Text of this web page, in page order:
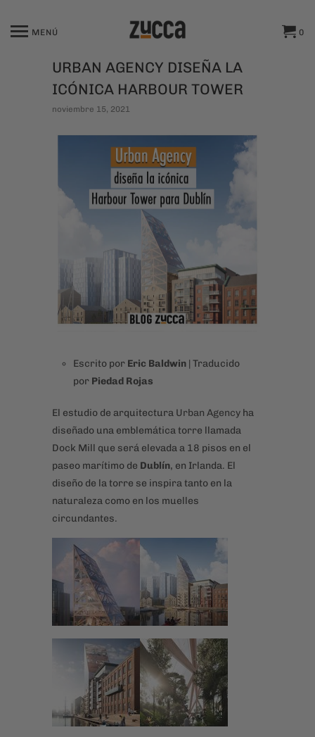
MENÚ 0
URBAN AGENCY DISEÑA LA
ICÓNICA HARBOUR TOWER
noviembre 15, 2021
Escrito por Eric Baldwin Traducido
por Piedad Rojas
El estudio de arquitectura Urban Agency ha
diseñado una emblemática torre llamada
Dock Mill que será elevada a 18 pisos en el
paseo marítimo de Dublín, en Irlanda. El
diseño de la torre se inspira tanto en la
naturaleza como en los muelles
circundantes.